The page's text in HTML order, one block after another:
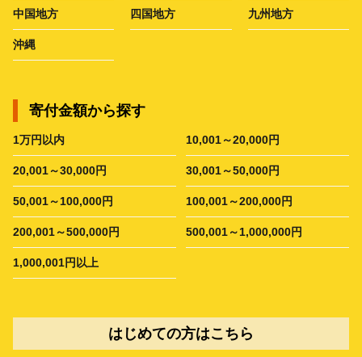
中国地方 四国地方 九州地方
沖縄
寄付金額から探す
1万円以内 10,001～20,000円
20,001～30,000円 30,001～50,000円
50,001～100,000円 100,001～200,000円
200,001～500,000円 500,001～1,000,000円
1,000,001円以上
はじめての方はこちら